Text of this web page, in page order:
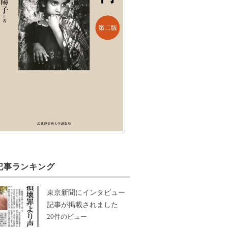
事ランキング
東京新聞にインタビュー
記事が掲載されました
20件のビュー